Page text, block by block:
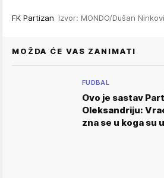
FK Partizan Izvor: MONDO/Dušan
MOŽDA ĆE VAS ZANIMATI
FUDBAL
Ovo je sastav
Oleksandriju:
zna se u koga su